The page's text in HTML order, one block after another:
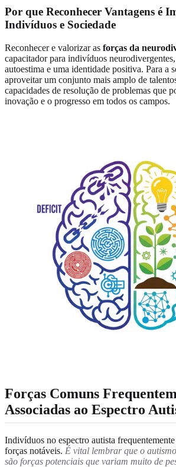
Por que Reconhecer Vantagens é
Indivíduos e Sociedade
Reconhecer e valorizar as forças da
capacitador para indivíduos
autoestima e uma identidade positiva. Para a
aproveitar um conjunto mais amplo de
capacidades de resolução de problemas que
inovação e o progresso em todos os campos.
Forças Comuns
Associadas ao Espectro
Indivíduos no espectro autista
forças notáveis. É vital lembrar que o
são forças potenciais que variam muito de